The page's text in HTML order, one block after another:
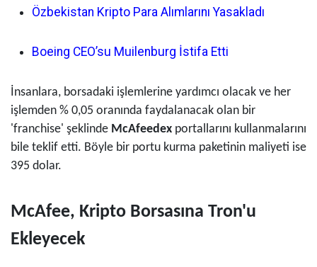
Özbekistan Kripto Para Alımlarını Yasakladı
Boeing CEO’su Muilenburg İstifa Etti
İnsanlara, borsadaki işlemlerine yardımcı olacak ve her
işlemden % 0,05 oranında faydalanacak olan bir
'franchise' şeklinde McAfeedex portallarını kullanmalarını
bile teklif etti. Böyle bir portu kurma paketinin maliyeti ise
395 dolar.
McAfee, Kripto Borsasına Tron'u
Ekleyecek